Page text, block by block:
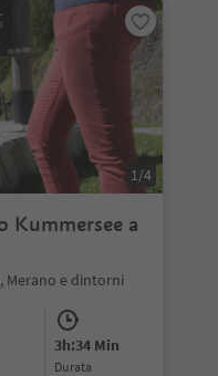
1/4
Kummersee a
Merano e dintorni
3h:34 Min
durata